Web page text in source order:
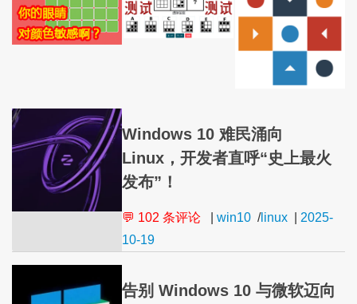
Windows 10 难民涌向
Linux，开发者直呼“史上最火
发布”！
💬 102 条评论 win10 /linux
2025-
10-19
告别 Windows 10 与微软迈向